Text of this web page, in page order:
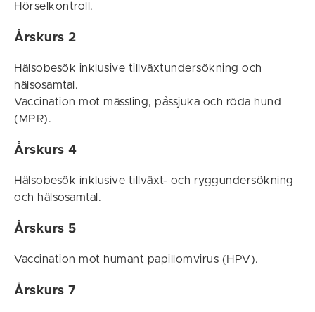
Hörselkontroll.
Årskurs 2
Hälsobesök inklusive tillväxtundersökning och
hälsosamtal.
Vaccination mot mässling, påssjuka och röda hund
(MPR).
Årskurs 4
Hälsobesök inklusive tillväxt- och ryggundersökning
och hälsosamtal.
Årskurs 5
Vaccination mot humant papillomvirus (HPV).
Årskurs 7